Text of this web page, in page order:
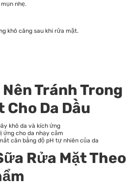
nhẹ.
khô căng sau khi rửa mặt.
Tránh Trong
Cho Da Dầu
khô da và kích ứng
ứng cho da nhạy cảm
cân bằng độ pH tự nhiên của da
Rửa Mặt Theo